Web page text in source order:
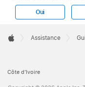
Oui
Footer

Assistance
Côte d’Ivoire